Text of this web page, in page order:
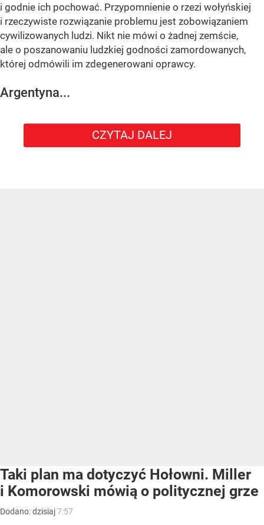
i godnie ich pochować. Przypomnienie o rzezi wołyńskiej
i rzeczywiste rozwiązanie problemu jest zobowiązaniem
cywilizowanych ludzi. Nikt nie mówi o żadnej zemście,
ale o poszanowaniu ludzkiej godności zamordowanych,
której odmówili im zdegenerowani oprawcy.
Argentyna...
CZYTAJ DALEJ
Taki plan ma dotyczyć Hołowni. Miller
i Komorowski mówią o politycznej grze
Dodano:dzisiaj7:57